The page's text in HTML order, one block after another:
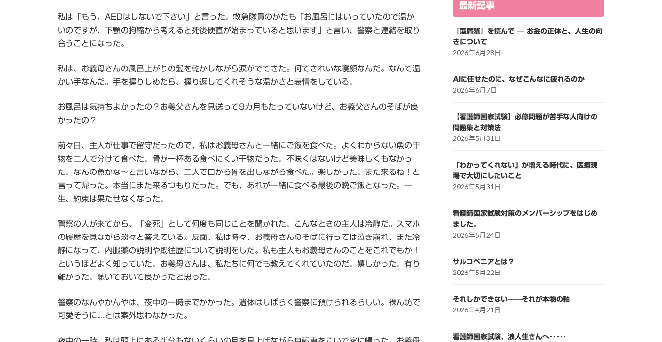
私は「もう、AEDはしないで下さい」と言った。救急隊員のかたも「お風呂にはいっていたので温か
いのですが、下顎の拘縮から考えると死後硬直が始まっていると思います」と言い、警察と連絡を取り
合うことになった。
私は、お義母さんの風呂上がりの髪を乾かしながら涙がでてきた。何てきれいな寝顔なんだ。なんて温
かい手なんだ。手を握りしめたら、握り返してくれそうな温かさと表情をしている。
お風呂は気持ちよかったの？お義父さんを見送って9カ月もたっていないけど、お義父さんのそばが良
かったの？
前々日、主人が仕事で留守だったので、私はお義母さんと一緒にご飯を食べた。よくわからない魚の干
物を二人で分けて食べた。骨が一杯ある食べにくい干物だった。不味くはないけど美味しくもなかっ
た。なんの魚かな～と言いながら、二人で口から骨を出しながら食べた。楽しかった。また来るね！と
言って帰った。本当にまた来るつもりだった。でも、あれが一緒に食べる最後の晩ご飯となった。一
生、約束は果たせなくなった。
警察の人が来てから、「変死」として何度も同じことを聞かれた。こんなときの主人は冷静だ。スマホ
の履歴を見ながら淡々と答えている。反面、私は時々、お義母さんのそばに行っては泣き崩れ、また冷
静になって、内服薬の説明や既往歴について説明をした。私も主人もお義母さんのことをこれでもか！
というほどよく知っていた。お義母さんは、私たちに何でも教えてくれていたのだ。嬉しかった。有り
難かった。聴いておいて良かったと思った。
警察のなんやかんやは、夜中の一時までかかった。遺体はしばらく警察に預けられるらしい。裸ん坊で
可愛そうに....とは案外思わなかった。
最新記事
『藻屑蟹』を読んで ― お金の正体と、人生の向
きについて
2026年6月28日
AIに任せたのに、なぜこんなに疲れるのか
2026年6月7日
【看護師国家試験】必修問題が苦手な人向けの
問題集と対策法
2026年5月31日
「わかってくれない」が増える時代に、医療現
場で大切にしたいこと
2026年5月31日
看護師国家試験対策のメンバーシップをはじめ
ました。
2026年5月24日
サルコペニアとは？
2026年5月22日
それしかできない——それが本物の軸
2026年4月21日
看護師国家試験、浪人生さんへ･････